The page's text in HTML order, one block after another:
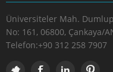
Üniversiteler Mah.
No: 161, 06800, Çankaya/
Telefon:+90 312 258 7907